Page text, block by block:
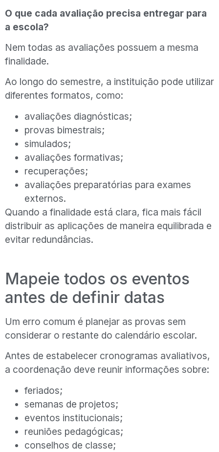
O que cada avaliação precisa entregar para
a escola?
Nem todas as avaliações possuem a mesma
finalidade.
Ao longo do semestre, a instituição pode utilizar
diferentes formatos, como:
avaliações diagnósticas;
provas bimestrais;
simulados;
avaliações formativas;
recuperações;
avaliações preparatórias para exames
externos.
Quando a finalidade está clara, fica mais fácil
distribuir as aplicações de maneira equilibrada e
evitar redundâncias.
Mapeie todos os eventos
antes de definir datas
Um erro comum é planejar as provas sem
considerar o restante do calendário escolar.
Antes de estabelecer cronogramas avaliativos,
a coordenação deve reunir informações sobre:
feriados;
semanas de projetos;
eventos institucionais;
reuniões pedagógicas;
conselhos de classe;